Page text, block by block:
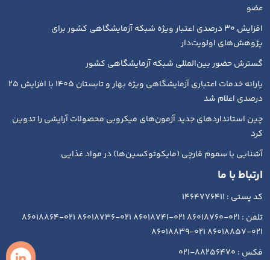
عضو
افزایش ۳۰ درصدی اعتبار ویژه شبکه آزمایشگاهی کشور برای
پژوهش‌های اولویت‌دار
گسترش حضور بین‌المللی شبکه آزمایشگاهی کشور
یارانه خدمات اعتباری آزمایشگاهی ویژه بهار و تابستان ۱۴۰۵ با افزایش ۲۵
درصدی اعلام شد
چین استانداردهای جدید آزمون‌های میکروبی محصولات آرایشی را تدوین
کرد
آشنایی با سموم قارچی (مایکوتوکسین‌ها) در مواد غذایی
ارتباط با ما
کد پستی : 1464776411
تلفن : 021-86018760 021-86018741 021-86018736 021-86018864
021-86018857 021-86018839
فکس : 88256470-021